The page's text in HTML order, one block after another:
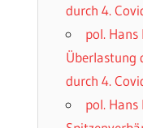
durch 4.
pol. Hans
Überlastung
durch 4.
pol. Hans